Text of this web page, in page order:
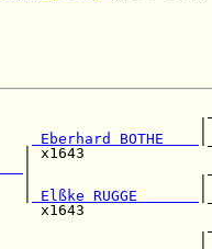
Eberhard BOTHE
|
|
Elßke RUGGE